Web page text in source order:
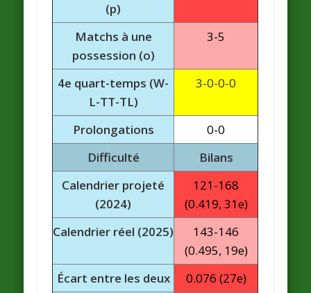
(p)
Matchs à une
possession (o)
3-5
4e quart-temps (W-
L-TT-TL)
3-0-0-0
Prolongations
0-0
Difficulté
Bilans
Calendrier projeté
(2024)
121-168
(0.419, 31e)
Calendrier réel (2025)
143-146
(0.495, 19e)
Écart entre les deux
0.076 (27e)